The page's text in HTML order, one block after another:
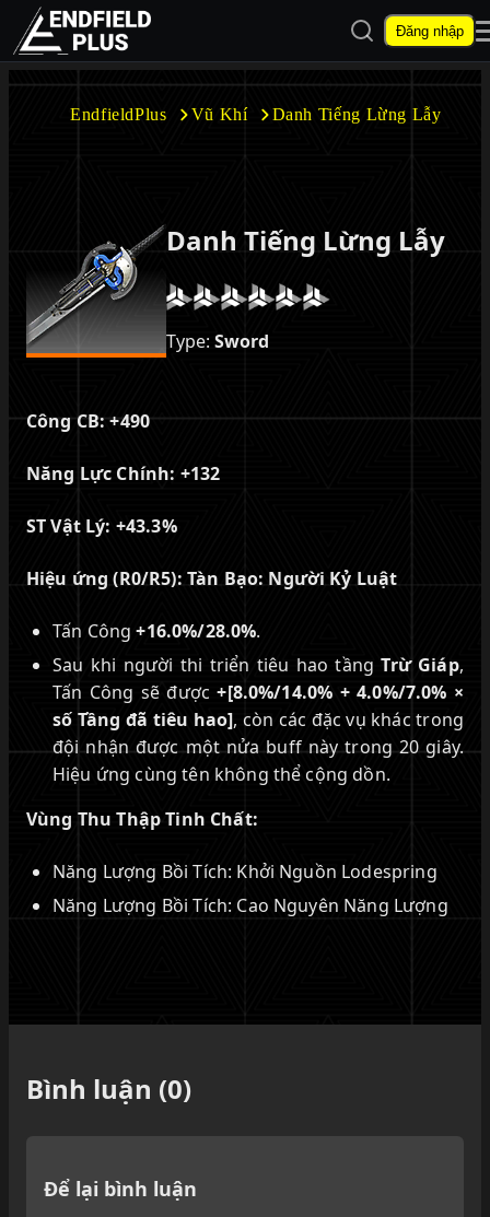
EndfieldPlus
menu con
Mở tìm kiếmĐăng nhập
EndfieldPlus Vũ Khí Danh Tiếng Lừng Lẫy
Danh Tiếng Lừng Lẫy
Type: Sword
Công CB:+490
Năng Lực Chính: +132
ST Vật Lý: +43.3%
Hiệu ứng (R0/R5): Tàn Bạo: Người Kỷ Luật
Tấn Công+16.0%/28.0%.
Sau khi người thi triển tiêu hao tầngTrừ Giáp,
Tấn Công sẽ được+[8.0%/14.0% + 4.0%/7.0% ×
số Tầng đã tiêu hao], còn các đặc vụ khác trong
đội nhận được một nửa buff này trong 20 giây.
Hiệu ứng cùng tên không thể cộng dồn.
Vùng Thu Thập Tinh Chất:
Năng Lượng Bồi Tích: Khởi Nguồn Lodespring
Năng Lượng Bồi Tích: Cao Nguyên Năng Lượng
Bình luận (0)
Để lại bình luận